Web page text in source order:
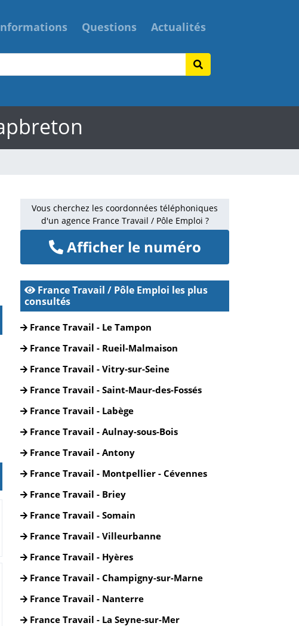
Questions Actualités
Vous cherchez les coordonnées téléphoniques
d'un agence France Travail / Pôle Emploi ?
Afficher le numéro
France Travail / Pôle Emploi les plus
consultés
France Travail - Le Tampon
France Travail - Rueil-Malmaison
France Travail - Vitry-sur-Seine
France Travail - Saint-Maur-des-Fossés
France Travail - Labège
France Travail - Aulnay-sous-Bois
France Travail - Antony
France Travail - Montpellier - Cévennes
France Travail - Briey
France Travail - Somain
France Travail - Villeurbanne
France Travail - Hyères
France Travail - Champigny-sur-Marne
France Travail - Nanterre
France Travail - La Seyne-sur-Mer